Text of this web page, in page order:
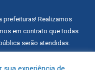
prefeituras! Realizamos
em contrato que todas
serão atendidas.
Pública